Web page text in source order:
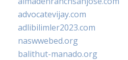
advocatevijay.com
adlibilimler2023.com
naswwebed.org
balithut-manado.org